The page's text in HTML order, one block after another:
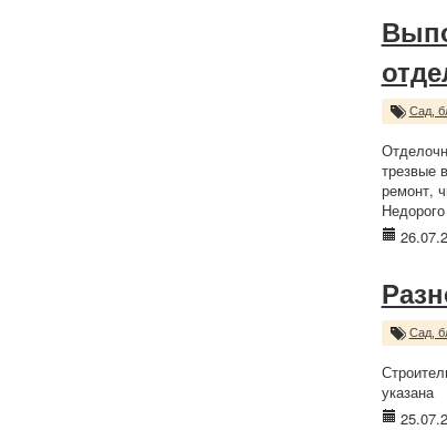
Сад,
трезвые
ремонт,
Сад,
указана